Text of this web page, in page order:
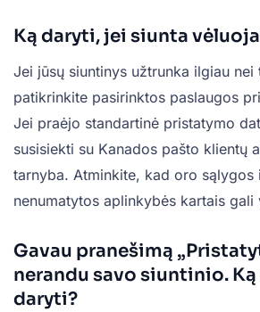
Ką daryti, jei siunta
Jei jūsų siuntinys užtrunka ilgiau nei
patikrinkite pasirinktos paslaugos
Jei praėjo standartinė pristatymo
susisiekti su Kanados pašto klientų
tarnyba. Atminkite, kad oro sąlygos
nenumatytos aplinkybės kartais gali
Gavau pranešimą
nerandu savo siuntinio.
daryti?